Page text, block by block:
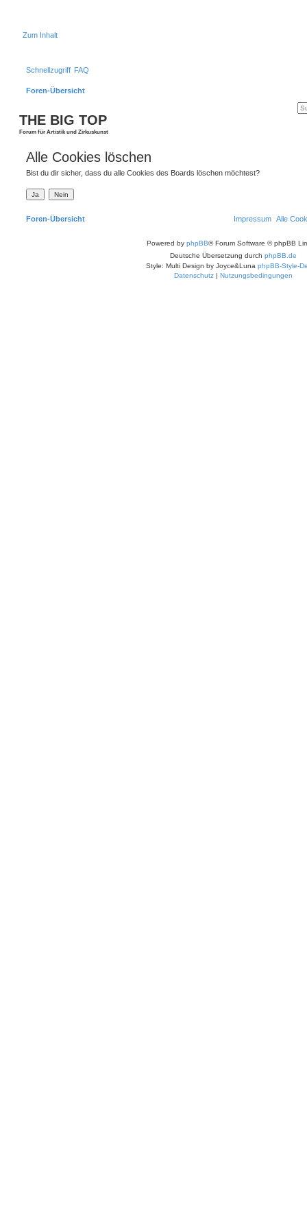
Zum Inhalt
Schnellzugriff FAQ
Foren-Übersicht
THE BIG TOP
Forum für Artistik und Zirkuskunst
Alle Cookies löschen
Bist du dir sicher, dass du alle Cookies des Boards löschen möchtest?
Foren-Übersicht Alle
Impressum
Powered by phpBB® Forum Software © phpBB
Deutsche Übersetzung durch phpBB.de
Style: Multi Design by Joyce&Luna phpBB-Style-
Datenschutz | Nutzungsbedingungen